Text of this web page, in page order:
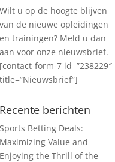
Wilt u op de hoogte blijven
van de nieuwe opleidingen
en trainingen? Meld u dan
aan voor onze nieuwsbrief.
[contact-form-7 id=”238229″
title=”Nieuwsbrief”]
Recente berichten
Sports Betting Deals:
Maximizing Value and
Enjoying the Thrill of the